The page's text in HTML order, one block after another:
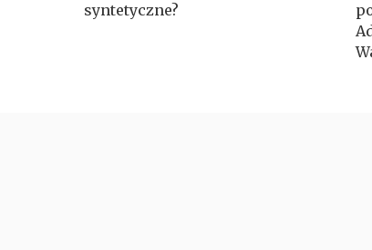
syntetyczne?